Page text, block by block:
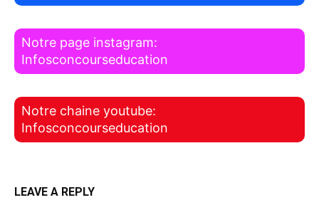
Notre page instagram:
Infosconcourseducation
Notre chaine youtube:
Infosconcourseducation
LEAVE A REPLY